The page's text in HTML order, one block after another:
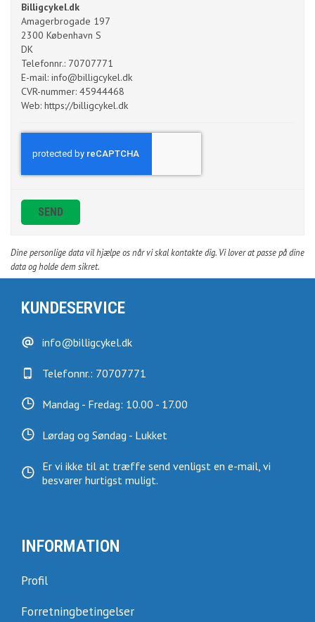
Billigcykel.dk
Amagerbrogade 197
2300 København S
DK
Telefonnr.: 70707771
E-mail: info@billigcykel.dk
CVR-nummer: 45944468
Web: https://billigcykel.dk
SEND
Dine personlige data vil hjælpe os når vi skal kontakte dig. Vi lover at passe på dine
data og holde dem sikret.
KUNDESERVICE
info@billigcykel.dk
Telefonnr.: 70707771
Mandag - Fredag: 10.00 - 17.00
Lørdag og Søndag - Lukket
Er vi ikke til at træffe send venligst en e-mail, vi
besvarer hurtigst muligt.
INFORMATION
Profil
Forretningbetingelser